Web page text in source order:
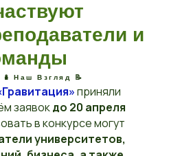
и
Наш Взгляд 📝
приняли
заявокдо 20 апреля
в конкурсе могут
университетов,